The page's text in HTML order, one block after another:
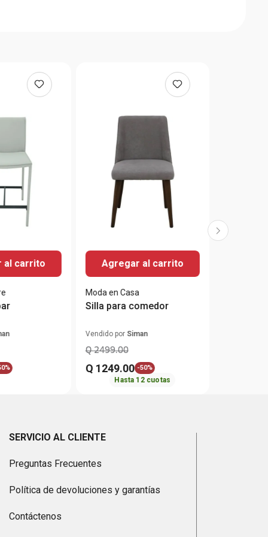
al carrito Agregar al carrito
Moda en Casa
Silla para comedor
Vendido por Siman
Q 2499.00
Q 1249.00 -50%
Hasta12 cuotas
SERVICIO AL CLIENTE
Preguntas Frecuentes
Política de devoluciones y garantías
Contáctenos